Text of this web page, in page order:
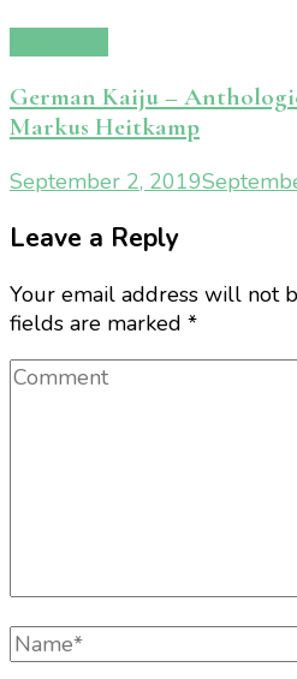
German Kaiju –
Markus Heitkamp
September 2, 2019
Leave a Reply
Your email address will not
fields are marked *
Comment
Full
Name